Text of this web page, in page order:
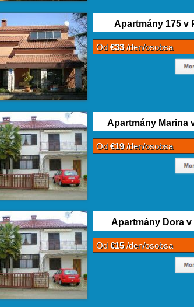
Apartmány 175 v
Od€33/den/osobsa
Apartmány Marina
Od€19/den/osobsa
Apartmány Dora v
Od€15/den/osobsa